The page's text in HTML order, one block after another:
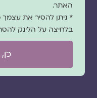
האתר.
* ניתן להסיר את
בלחיצה על הלינק